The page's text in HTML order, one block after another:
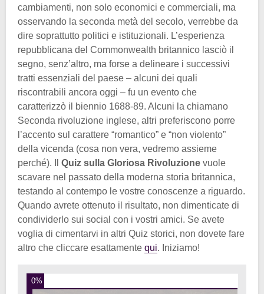
cambiamenti, non solo economici e commerciali, ma
osservando la seconda metà del secolo, verrebbe da
dire soprattutto politici e istituzionali. L’esperienza
repubblicana del Commonwealth britannico lasciò il
segno, senz’altro, ma forse a delineare i successivi
tratti essenziali del paese – alcuni dei quali
riscontrabili ancora oggi – fu un evento che
caratterizzò il biennio 1688-89. Alcuni la chiamano
Seconda rivoluzione inglese, altri preferiscono porre
l’accento sul carattere “romantico” e “non violento”
della vicenda (cosa non vera, vedremo assieme
perché). Il Quiz sulla Gloriosa Rivoluzione vuole
scavare nel passato della moderna storia britannica,
testando al contempo le vostre conoscenze a riguardo.
Quando avrete ottenuto il risultato, non dimenticate di
condividerlo sui social con i vostri amici. Se avete
voglia di cimentarvi in altri Quiz storici, non dovete fare
altro che cliccare esattamente qui. Iniziamo!
0%